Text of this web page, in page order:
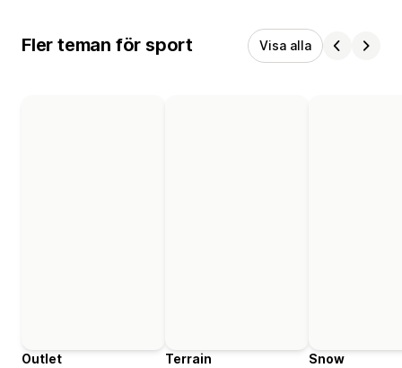
Fler teman för sport Visa alla
Outlet
Terrain
Snow